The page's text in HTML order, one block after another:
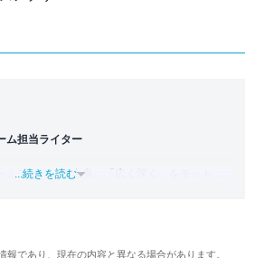
ム担当ライター
ムアカデミー 出身。「広く深く」をモットー
も1,000本以上。ゲーム開発者を目指した経験
...続きを読む
であり、現在の内容と異なる場合があります。